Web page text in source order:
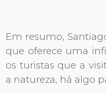
Em resumo,
que oferece uma
os turistas que a
a natureza, há algo